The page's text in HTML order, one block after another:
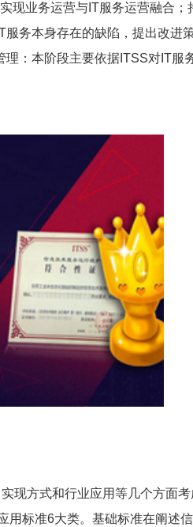
现业务运营与IT服务运营融合；
务本身存在的缺陷，提出改进
：本阶段主要依据ITSS对IT服
现方式和行业应用等几个方面
用标准6大类。基础标准在阐述